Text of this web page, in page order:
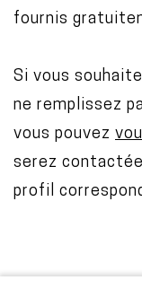
fournis
Si vous
ne remplissez
vous pouvez
serez
profil